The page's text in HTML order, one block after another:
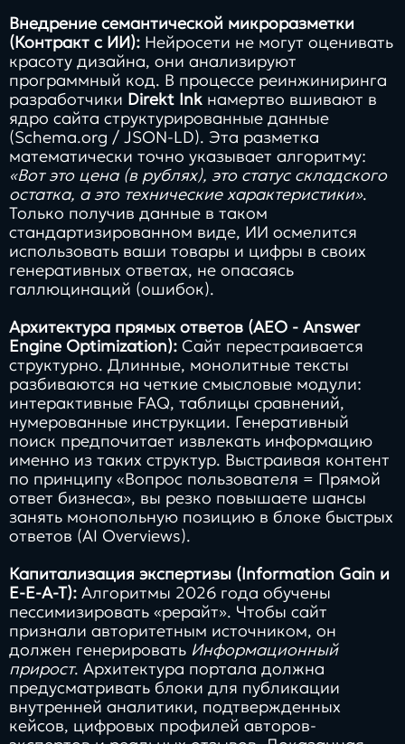
Внедрение семантической микроразметки
(Контракт с ИИ): Нейросети не могут оценивать
красоту дизайна, они анализируют
программный код. В процессе реинжиниринга
разработчики Direkt Ink намертво вшивают в
ядро сайта структурированные данные
(Schema.org / JSON-LD). Эта разметка
математически точно указывает алгоритму:
«Вот это цена (в рублях), это статус складского
остатка, а это технические характеристики».
Только получив данные в таком
стандартизированном виде, ИИ осмелится
использовать ваши товары и цифры в своих
генеративных ответах, не опасаясь
галлюцинаций (ошибок).
Архитектура прямых ответов (AEO - Answer
Engine Optimization): Сайт перестраивается
структурно. Длинные, монолитные тексты
разбиваются на четкие смысловые модули:
интерактивные FAQ, таблицы сравнений,
нумерованные инструкции. Генеративный
поиск предпочитает извлекать информацию
именно из таких структур. Выстраивая контент
по принципу «Вопрос пользователя = Прямой
ответ бизнеса», вы резко повышаете шансы
занять монопольную позицию в блоке быстрых
ответов (AI Overviews).
Капитализация экспертизы (Information Gain и
E-E-A-T): Алгоритмы 2026 года обучены
пессимизировать «рерайт». Чтобы сайт
признали авторитетным источником, он
должен генерировать Информационный
прирост. Архитектура портала должна
предусматривать блоки для публикации
внутренней аналитики, подтвержденных
кейсов, цифровых профилей авторов-